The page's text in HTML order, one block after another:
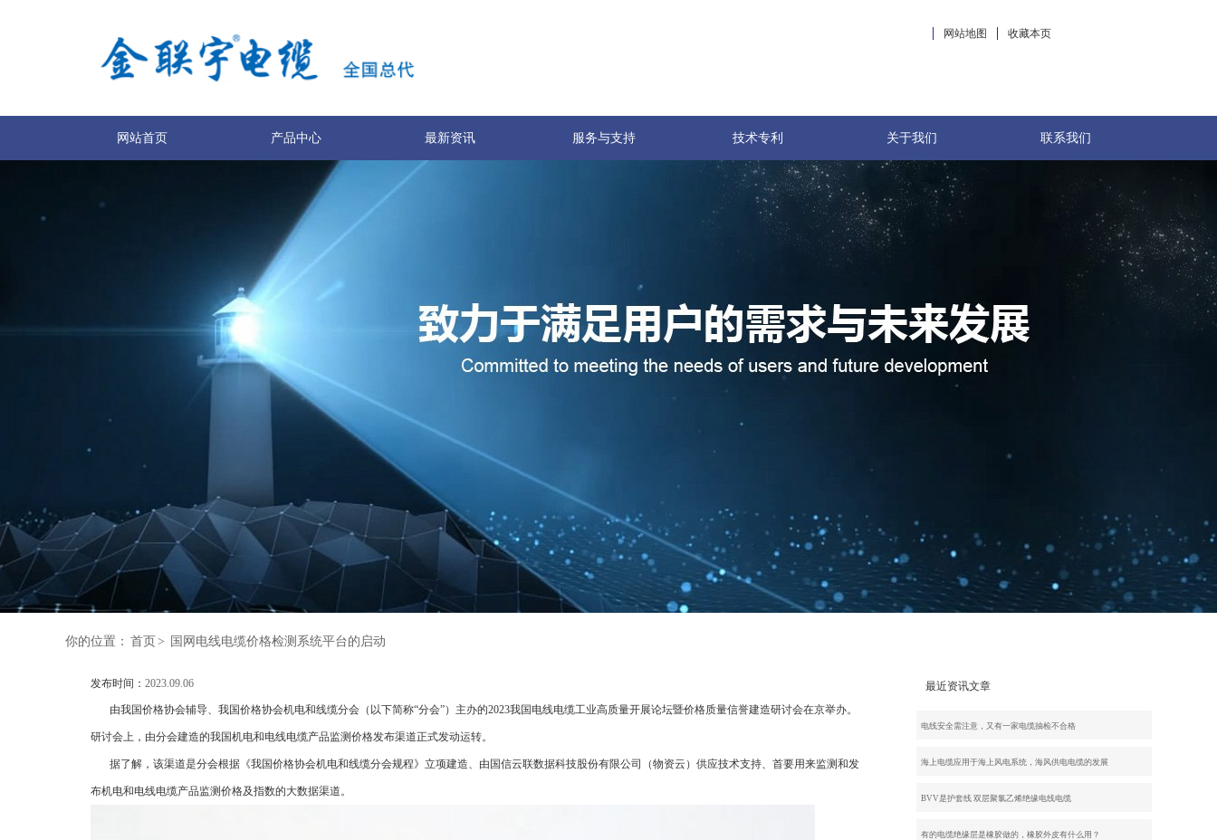
收藏本页
网站地图
网站首页 产品中心 最新资讯 服务与支持 技术专利 关于我们 联系我们
你的位置： 首页 > 国网电线电缆价格检测系统平台的启动
发布时间： 2023.09.06
由我国价格协会辅导、我国价格协会机电和线缆分会（以下简称“分会”）主办的2023我国电线电缆工业高质量开展论坛暨价格质量信誉建造研讨会在京举办。
研讨会上，由分会建造的我国机电和电线电缆产品监测价格发布渠道正式发动运转。
据了解，该渠道是分会根据《我国价格协会机电和线缆分会规程》立项建造、由国信云联数据科技股份有限公司（物资云）供应技术支持、首要用来监测和发
布机电和电线电缆产品监测价格及指数的大数据渠道。
最近资讯文章
电线安全需注意，又有一家电缆抽检不合格
海上电缆应用于海上风电系统，海风供电电缆的发展
BVV是护套线 双层聚氯乙烯绝缘电线电缆
有的电缆绝缘层是橡胶做的，橡胶外皮有什么用？